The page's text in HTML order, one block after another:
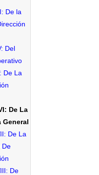
De la
Del
De La
De La
General
De La
De
De